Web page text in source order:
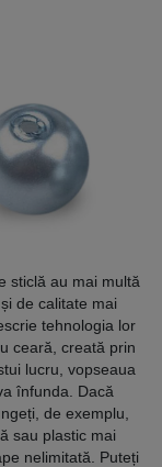
sticlă au mai multă
de calitate mai
tehnologia lor
ceară, creată prin
lucru, vopseaua
înfunda. Dacă
de exemplu,
sau plastic mai
nelimitată. Puteți